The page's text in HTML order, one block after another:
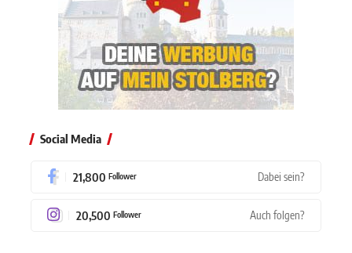
Social Media
21,800 Follower Dabei sein?
20,500 Follower Auch folgen?